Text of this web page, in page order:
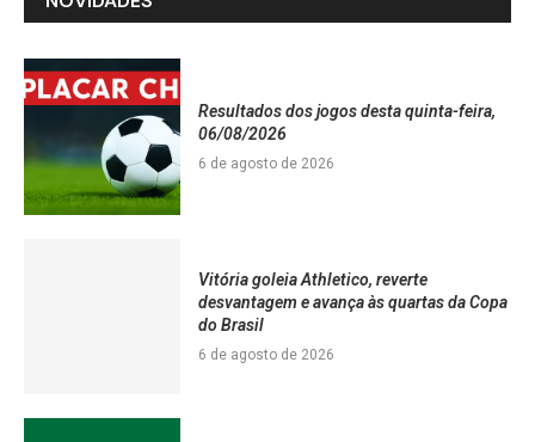
Resultados dos jogos desta quinta-feira,
06/08/2026
6 de agosto de 2026
Vitória goleia Athletico, reverte
desvantagem e avança às quartas da Copa
do Brasil
6 de agosto de 2026